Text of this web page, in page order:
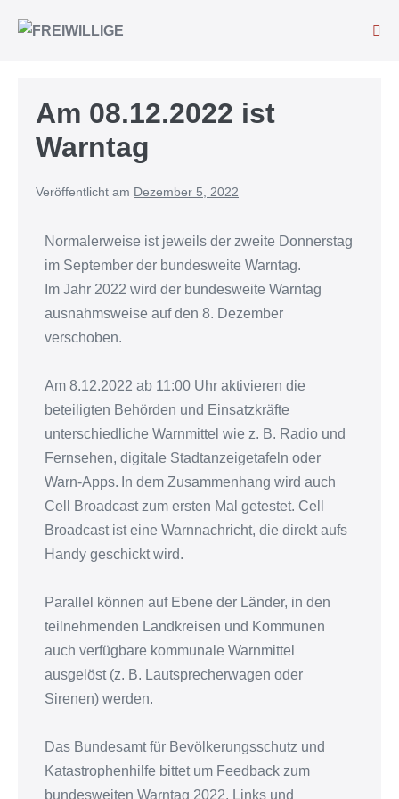
Am 08.12.2022 ist
Warntag
Veröffentlicht am Dezember 5, 2022
Normalerweise ist jeweils der zweite Donnerstag
im September der bundesweite Warntag.
Im Jahr 2022 wird der bundesweite Warntag
ausnahmsweise auf den 8. Dezember
verschoben.
Am 8.12.2022 ab 11:00 Uhr aktivieren die
beteiligten Behörden und Einsatzkräfte
unterschiedliche Warnmittel wie z. B. Radio und
Fernsehen, digitale Stadtanzeigetafeln oder
Warn-Apps. In dem Zusammenhang wird auch
Cell Broadcast zum ersten Mal getestet. Cell
Broadcast ist eine Warnnachricht, die direkt aufs
Handy geschickt wird.
Parallel können auf Ebene der Länder, in den
teilnehmenden Landkreisen und Kommunen
auch verfügbare kommunale Warnmittel
ausgelöst (z. B. Lautsprecherwagen oder
Sirenen) werden.
Das Bundesamt für Bevölkerungsschutz und
Katastrophenhilfe bittet um Feedback zum
bundesweiten Warntag 2022. Links und